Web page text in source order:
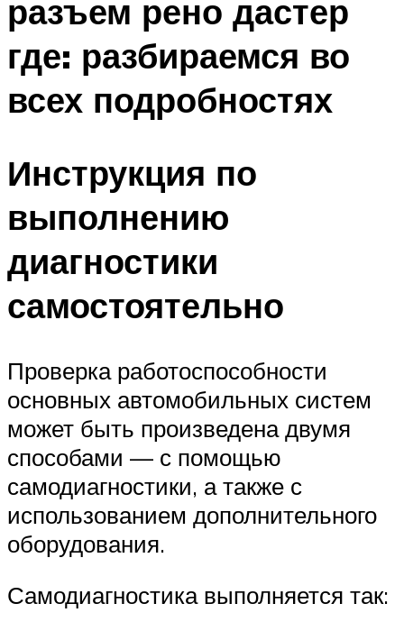
разъем рено дастер
где: разбираемся во
всех подробностях
Инструкция по
выполнению
диагностики
самостоятельно
Проверка работоспособности
основных автомобильных систем
может быть произведена двумя
способами — с помощью
самодиагностики, а также с
использованием дополнительного
оборудования.
Самодиагностика выполняется так: